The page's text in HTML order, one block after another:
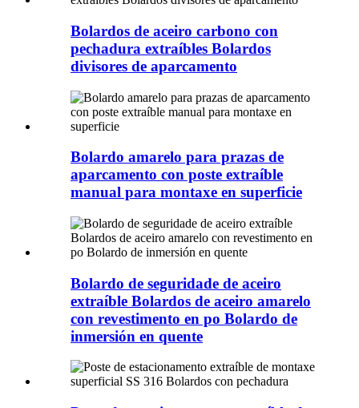
Bolardos de aceiro carbono con
pechadura extraíbles Bolardos
divisores de aparcamento
Bolardo amarelo para prazas de
aparcamento con poste extraíble
manual para montaxe en superficie
Bolardo de seguridade de aceiro
extraíble Bolardos de aceiro amarelo
con revestimento en po Bolardo de
inmersión en quente